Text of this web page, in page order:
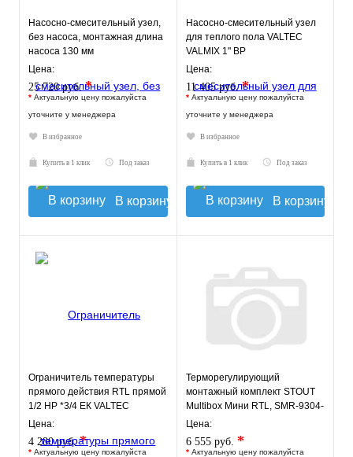
Насосно-смесительный узел,
без насоса, монтажная длина
насоса 130 мм
VT.TECHNOMIX.0.130
Цена:
25 720 руб.*
* Актуальную цену пожалуйста
уточните у менеджера
В избранное
Купить в 1 клик Под заказ
В корзину
Насосно-смесительный узел
для теплого пола VALTEC
VALMIX 1" ВР
Цена:
11 405 руб.*
* Актуальную цену пожалуйста
уточните у менеджера
В избранное
Купить в 1 клик Под заказ
В корзину
Ограничитель температуры
прямого действия RTL прямой
1/2 НР *3/4 ЕК VALTEC
Цена:
4 280 руб.*
* Актуальную цену пожалуйста
Терморегулирующий
монтажный комплект STOUT
Multibox Мини RTL, SMR-9304-
135140
Цена:
6 555 руб. *
* Актуальную цену пожалуйста